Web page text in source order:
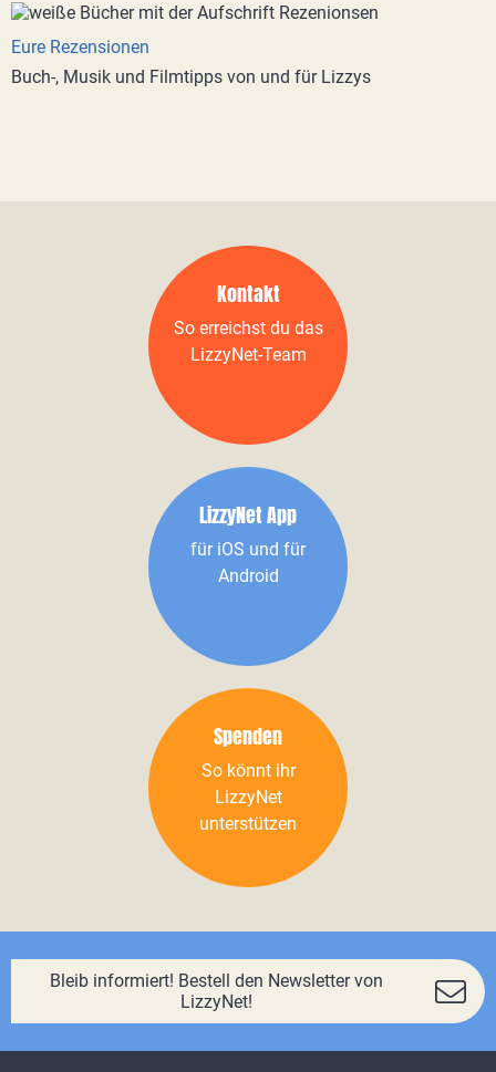
Eure Rezensionen
Buch-, Musik und Filmtipps von und für Lizzys
Kontakt
So erreichst du das
LizzyNet-Team
LizzyNet App
für iOS und für
Android
Spenden
So könnt ihr
LizzyNet
unterstützen
Bleib informiert! Bestell den Newsletter von
LizzyNet!